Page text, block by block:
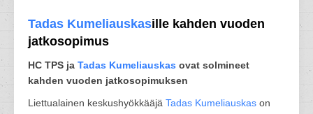
Tadas Kumeliauskasille kahden vuoden
jatkosopimus
HC TPS ja Tadas Kumeliauskas ovat solmineet
kahden vuoden jatkosopimuksen
Liettualainen keskushyökkääjä Tadas Kumeliauskas on